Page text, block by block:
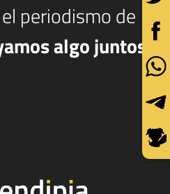
periodismo de
algo juntos.